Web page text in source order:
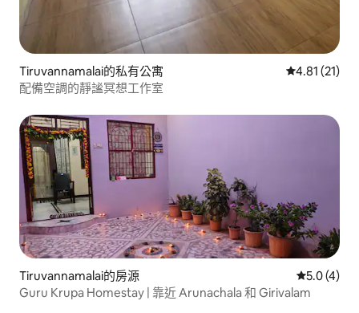
Tiruvannamalai的私有公寓 從 21 則評價
4.81 (21)
配備空調的靜謐冥想工作室
Tiruvannamalai的房源 從 4 則評
5.0 (4)
Guru Krupa Homestay | 靠近 Arunachala 和 Girivalam